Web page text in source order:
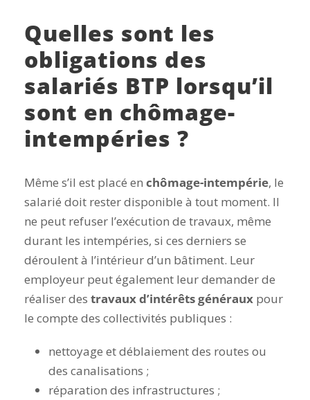
Quelles sont les
obligations des
salariés BTP lorsqu’il
sont en chômage-
intempéries ?
Même s’il est placé en chômage-intempérie, le
salarié doit rester disponible à tout moment. Il
ne peut refuser l’exécution de travaux, même
durant les intempéries, si ces derniers se
déroulent à l’intérieur d’un bâtiment. Leur
employeur peut également leur demander de
réaliser des travaux d’intérêts généraux pour
le compte des collectivités publiques :
nettoyage et déblaiement des routes ou
des canalisations ;
réparation des infrastructures ;